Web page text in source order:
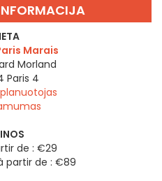
Marais
Morland
Paris 4
de : €29
partir de : €89